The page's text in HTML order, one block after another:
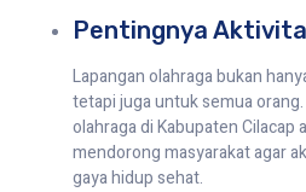
Pentingnya
Lapangan olahraga bukan
tetapi juga untuk semua
olahraga di Kabupaten
mendorong masyarakat agar
gaya hidup sehat.